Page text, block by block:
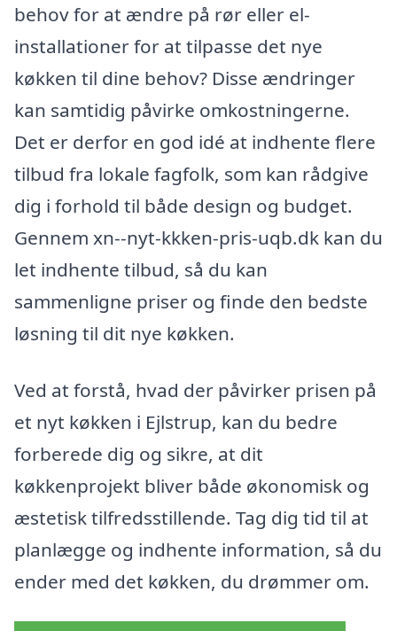
behov for at ændre på rør eller el-
installationer for at tilpasse det nye
køkken til dine behov? Disse ændringer
kan samtidig påvirke omkostningerne.
Det er derfor en god idé at indhente flere
tilbud fra lokale fagfolk, som kan rådgive
dig i forhold til både design og budget.
Gennem xn--nyt-kkken-pris-uqb.dk kan du
let indhente tilbud, så du kan
sammenligne priser og finde den bedste
løsning til dit nye køkken.
Ved at forstå, hvad der påvirker prisen på
et nyt køkken i Ejlstrup, kan du bedre
forberede dig og sikre, at dit
køkkenprojekt bliver både økonomisk og
æstetisk tilfredsstillende. Tag dig tid til at
planlægge og indhente information, så du
ender med det køkken, du drømmer om.